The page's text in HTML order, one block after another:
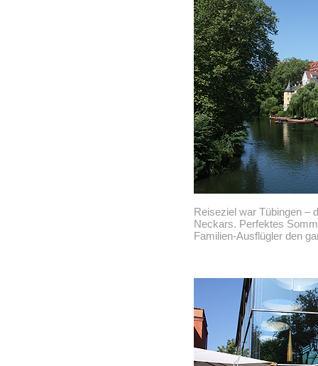
Reiseziel war Tübingen –
Neckars. Perfektes
Familien-Ausflügler den